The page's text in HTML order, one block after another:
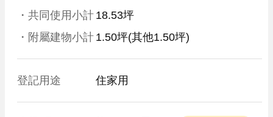
・共同使用小計 18.53坪
・附屬建物小計 1.50坪(其他1.50坪)
登記用途 住家用